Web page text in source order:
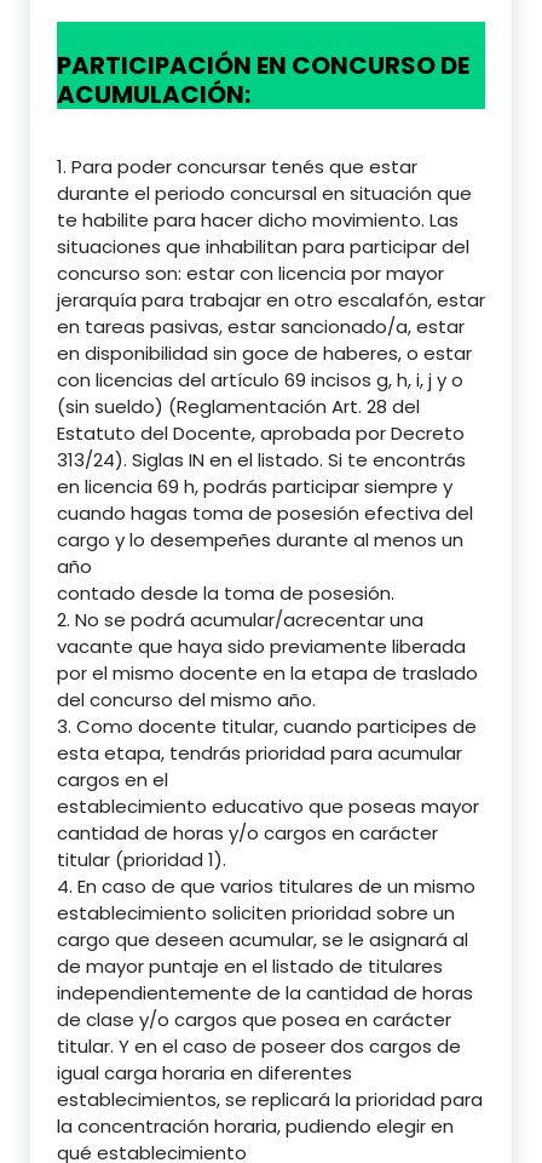
PARTICIPACIÓN EN CONCURSO DE
ACUMULACIÓN:
1. Para poder concursar tenés que estar
durante el periodo concursal en situación que
te habilite para hacer dicho movimiento. Las
situaciones que inhabilitan para participar del
concurso son: estar con licencia por mayor
jerarquía para trabajar en otro escalafón, estar
en tareas pasivas, estar sancionado/a, estar
en disponibilidad sin goce de haberes, o estar
con licencias del artículo 69 incisos g, h, i, j y o
(sin sueldo) (Reglamentación Art. 28 del
Estatuto del Docente, aprobada por Decreto
313/24). Siglas IN en el listado. Si te encontrás
en licencia 69 h, podrás participar siempre y
cuando hagas toma de posesión efectiva del
cargo y lo desempeñes durante al menos un
año
contado desde la toma de posesión.
2. No se podrá acumular/acrecentar una
vacante que haya sido previamente liberada
por el mismo docente en la etapa de traslado
del concurso del mismo año.
3. Como docente titular, cuando participes de
esta etapa, tendrás prioridad para acumular
cargos en el
establecimiento educativo que poseas mayor
cantidad de horas y/o cargos en carácter
titular (prioridad 1).
4. En caso de que varios titulares de un mismo
establecimiento soliciten prioridad sobre un
cargo que deseen acumular, se le asignará al
de mayor puntaje en el listado de titulares
independientemente de la cantidad de horas
de clase y/o cargos que posea en carácter
titular. Y en el caso de poseer dos cargos de
igual carga horaria en diferentes
establecimientos, se replicará la prioridad para
la concentración horaria, pudiendo elegir en
qué establecimiento